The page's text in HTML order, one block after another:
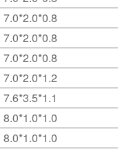
7.0*2.0*0.8
7.0*2.0*0.8
7.0*2.0*0.8
7.0*2.0*1.2
7.6*3.5*1.1
8.0*1.0*1.0
8.0*1.0*1.0